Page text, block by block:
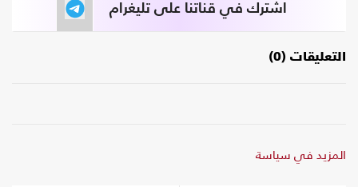
اشترك في قناتنا على تليغرام
التعليقات (0)
المزيد في سياسة